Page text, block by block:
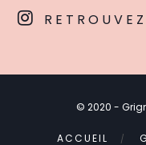
© 2020 -
ACCUEIL